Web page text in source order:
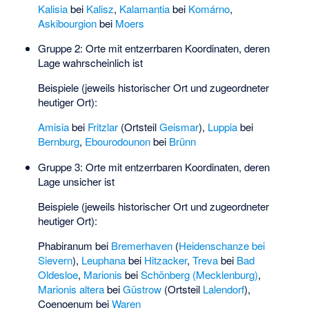
Kalisiabei Kalisz, Kalamantiabei Komárno,
Askibourgionbei Moers
Gruppe 2: Orte mit entzerrbaren Koordinaten, deren
Lage wahrscheinlich ist
Beispiele (jeweils historischer Ort und zugeordneter
heutiger Ort):
Amisiabei Fritzlar(OrtsteilGeismar), Luppiabei
Bernburg, Ebourodounonbei Brünn
Gruppe 3: Orte mit entzerrbaren Koordinaten, deren
Lage unsicher ist
Beispiele (jeweils historischer Ort und zugeordneter
heutiger Ort):
Phabiranum bei Bremerhaven(Heidenschanze bei
Sievern), Leuphanabei Hitzacker, Trevabei Bad
Oldesloe, Marionis beiSchönberg (Mecklenburg),
Marionis alterabeiGüstrow(Ortsteil Lalendorf),
Coenoenum beiWaren